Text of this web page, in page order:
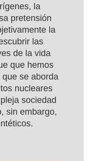
la
pretensión
la
las
de la vida
que hemos
se aborda
nucleares
sociedad
sin embargo,